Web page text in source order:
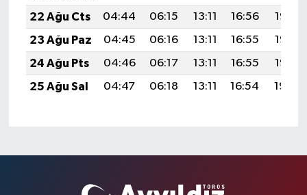
22 Ağu Cts
04:44 06:15 13:11 16:56
19:58
23 Ağu Paz
04:45 06:16 13:11 16:55
19:57
24 Ağu Pts
04:46 06:17 13:11 16:55
19:55
25 Ağu Sal
04:47 06:18 13:11 16:54 19:54